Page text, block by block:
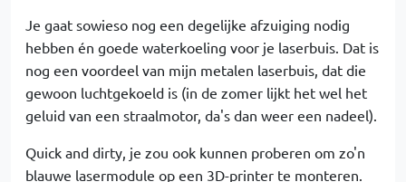
Je gaat sowieso nog een degelijke afzuiging nodig
hebben én goede waterkoeling voor je laserbuis. Dat is
nog een voordeel van mijn metalen laserbuis, dat die
gewoon luchtgekoeld is (in de zomer lijkt het wel het
geluid van een straalmotor, da's dan weer een nadeel).
Quick and dirty, je zou ook kunnen proberen om zo'n
blauwe lasermodule op een 3D-printer te monteren.